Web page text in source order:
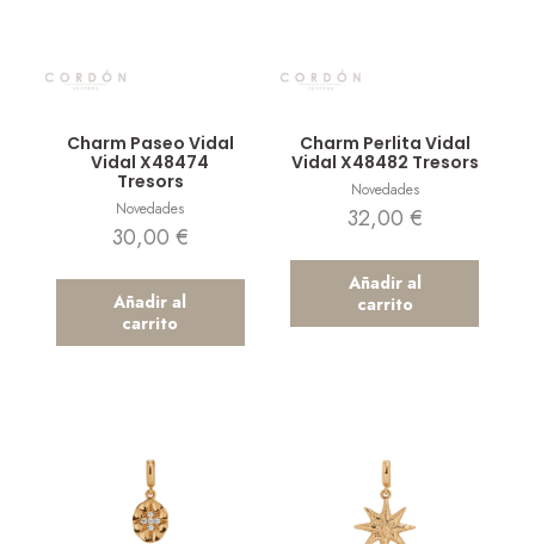
Charm Paseo Vidal
Vidal X48474
Tresors
Novedades
30,00 €
Añadir al
carrito
Charm Perlita Vidal
Vidal X48482 Tresors
Novedades
32,00 €
Añadir al
carrito